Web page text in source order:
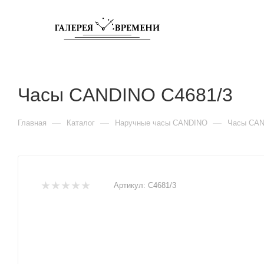
Часы CANDINO C4681/3
Главная — Каталог — Наручные часы CANDINO — Часы
Артикул: C4681/3